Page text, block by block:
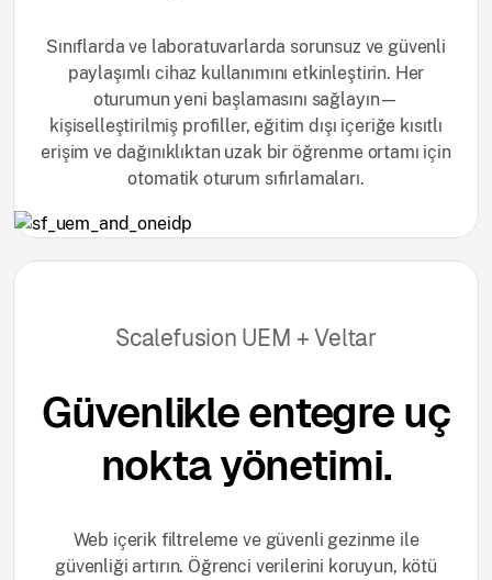
Sınıflarda ve laboratuvarlarda sorunsuz ve güvenli
paylaşımlı cihaz kullanımını etkinleştirin. Her
oturumun yeni başlamasını sağlayın—
kişiselleştirilmiş profiller, eğitim dışı içeriğe kısıtlı
erişim ve dağınıklıktan uzak bir öğrenme ortamı için
otomatik oturum sıfırlamaları.
Scalefusion UEM + Veltar
Güvenlikle entegre uç
nokta yönetimi.
Web içerik filtreleme ve güvenli gezinme ile
güvenliği artırın. Öğrenci verilerini koruyun, kötü